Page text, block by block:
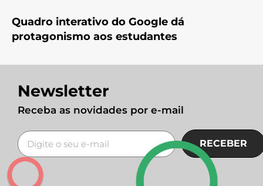
Quadro interativo do Google dá
protagonismo aos estudantes
Newsletter
Receba as novidades por e-mail
RECEBER